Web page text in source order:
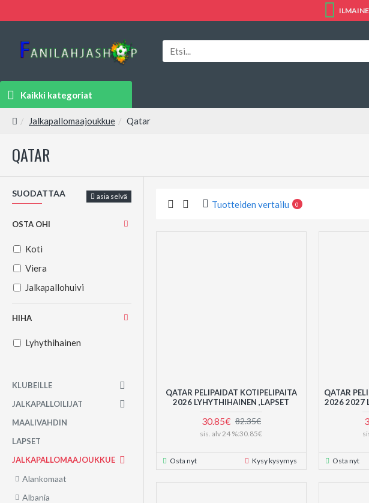
Kaikki kategoriat
Jalkapallomaajoukkue Qatar
QATAR
SUODATTAA asia selvä
OSTA OHI
Koti
Viera
Jalkapallohuivi
HIHA
Lyhythihainen
KLUBEILLE
JALKAPALLOILIJAT
MAALIVAHDIN
LAPSET
JALKAPALLOMAAJOUKKUE
Alankomaat
Albania
Tuotteiden vertailu 0
QATAR PELIPAIDAT KOTIPELIPAITA
2026 LYHYTHIHAINEN ,LAPSET
30.85€ 82.35€
sis. alv 24 %:30.85€
Osta nyt Kysy kysymys
QATAR
2026 2027
Osta nyt